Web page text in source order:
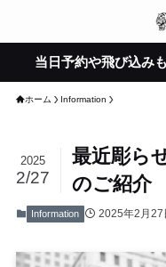
当日予約や飛び込み
ホーム Information
最近彫ら
のご紹介
2025
2/27
Information 2025年2月27